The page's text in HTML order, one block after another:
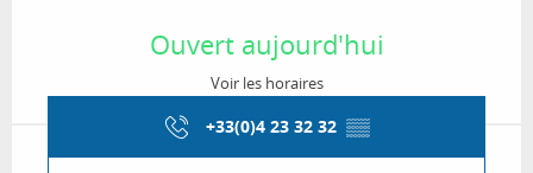
Ouvert aujourd'hui
Voir les horaires
+33(0)4 23 32 32 ▒▒